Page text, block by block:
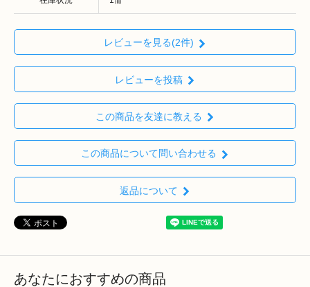
レビューを見る(2件)
レビューを投稿
この商品を友達に教える
この商品について問い合わせる
返品について
あなたにおすすめの商品